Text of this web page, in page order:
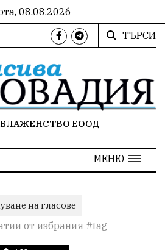
08.08.2026
ТЪРСИ
БЛАЖЕНСТВО ЕООД
МЕНЮ
на гласове
от избрания #tag